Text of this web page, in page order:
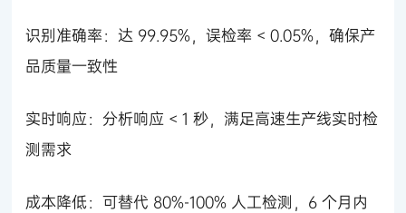
识别准确率：达 99.95%，误检率 < 0.05%，确保产
品质量一致性
实时响应：分析响应 < 1 秒，满足高速生产线实时检
测需求
成本降低：可替代 80%-100% 人工检测，6 个月内